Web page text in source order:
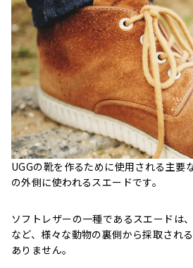
UGGの靴を作るために使用される主要
の外側に使われるスエードです。
ソフトレザーの一種であるスエードは
など、様々な動物の裏側から採取され
ありません。